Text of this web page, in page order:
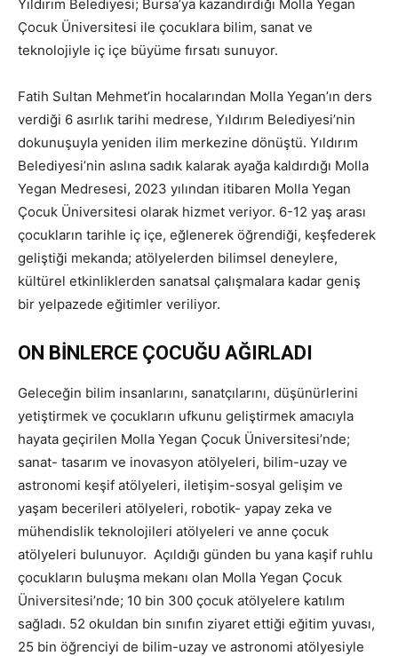
Yıldırım Belediyesi; Bursa’ya kazandırdığı Molla Yegan
Çocuk Üniversitesi ile çocuklara bilim, sanat ve
teknolojiyle iç içe büyüme fırsatı sunuyor.
Fatih Sultan Mehmet’in hocalarından Molla Yegan’ın ders
verdiği 6 asırlık tarihi medrese, Yıldırım Belediyesi’nin
dokunuşuyla yeniden ilim merkezine dönüştü. Yıldırım
Belediyesi’nin aslına sadık kalarak ayağa kaldırdığı Molla
Yegan Medresesi, 2023 yılından itibaren Molla Yegan
Çocuk Üniversitesi olarak hizmet veriyor. 6-12 yaş arası
çocukların tarihle iç içe, eğlenerek öğrendiği, keşfederek
geliştiği mekanda; atölyelerden bilimsel deneylere,
kültürel etkinliklerden sanatsal çalışmalara kadar geniş
bir yelpazede eğitimler veriliyor.
ON BİNLERCE ÇOCUĞU AĞIRLADI
Geleceğin bilim insanlarını, sanatçılarını, düşünürlerini
yetiştirmek ve çocukların ufkunu geliştirmek amacıyla
hayata geçirilen Molla Yegan Çocuk Üniversitesi’nde;
sanat- tasarım ve inovasyon atölyeleri, bilim-uzay ve
astronomi keşif atölyeleri, iletişim-sosyal gelişim ve
yaşam becerileri atölyeleri, robotik- yapay zeka ve
mühendislik teknolojileri atölyeleri ve anne çocuk
atölyeleri bulunuyor. Açıldığı günden bu yana kaşif ruhlu
çocukların buluşma mekanı olan Molla Yegan Çocuk
Üniversitesi’nde; 10 bin 300 çocuk atölyelere katılım
sağladı. 52 okuldan bin sınıfın ziyaret ettiği eğitim yuvası,
25 bin öğrenciyi de bilim-uzay ve astronomi atölyesiyle